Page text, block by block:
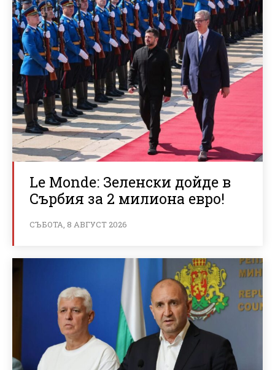
Le Monde: Зеленски дойде в
Сърбия за 2 милиона евро!
СЪБОТА, 8 АВГУСТ 2026